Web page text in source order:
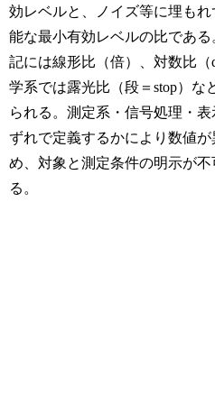
効レベルと、ノイズ等に埋も
能な最小有効レベルの比である
記には線形比（倍）、対数比（
学系では露光比（段＝stop）な
られる。測定系・信号処理・表
ずれで定義するかにより数値が
め、対象と測定条件の明示が不
る。